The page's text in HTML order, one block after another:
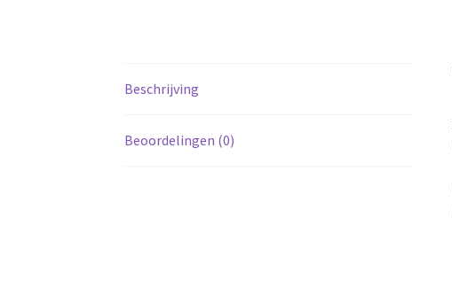
Beschrijving
Beoordelingen (0)